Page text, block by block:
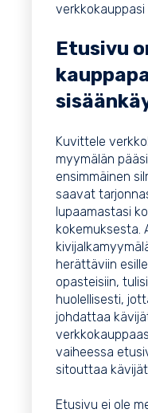
verkkokauppasi
Etusivu
Kuvittele
myymälän
ensimmäinen
saavat
lupaamastasi
kokemuksesta.
herättäviin
opasteisiin,
huolellisesti,
johdattaa
vaiheessa
sitouttaa
Etusivu ei ole